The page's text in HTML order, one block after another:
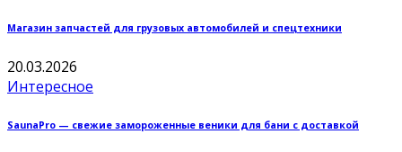
Магазин запчастей для грузовых автомобилей и спецтехники
20.03.2026
Интересное
SaunaPro — свежие замороженные веники для бани с доставкой